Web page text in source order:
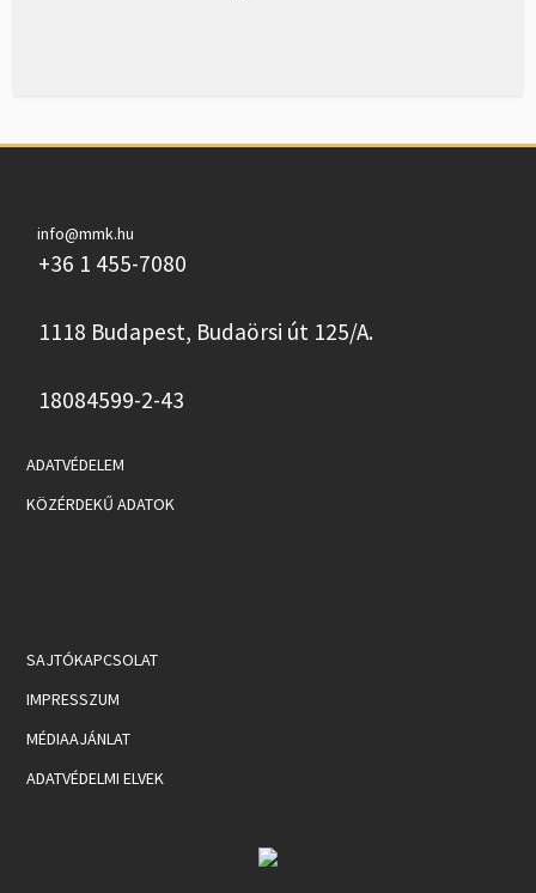
info@mmk.hu
+36 1 455-7080
1118 Budapest, Budaörsi út 125/A.
18084599-2-43
ADATVÉDELEM
KÖZÉRDEKŰ ADATOK
SAJTÓKAPCSOLAT
IMPRESSZUM
MÉDIAAJÁNLAT
ADATVÉDELMI ELVEK